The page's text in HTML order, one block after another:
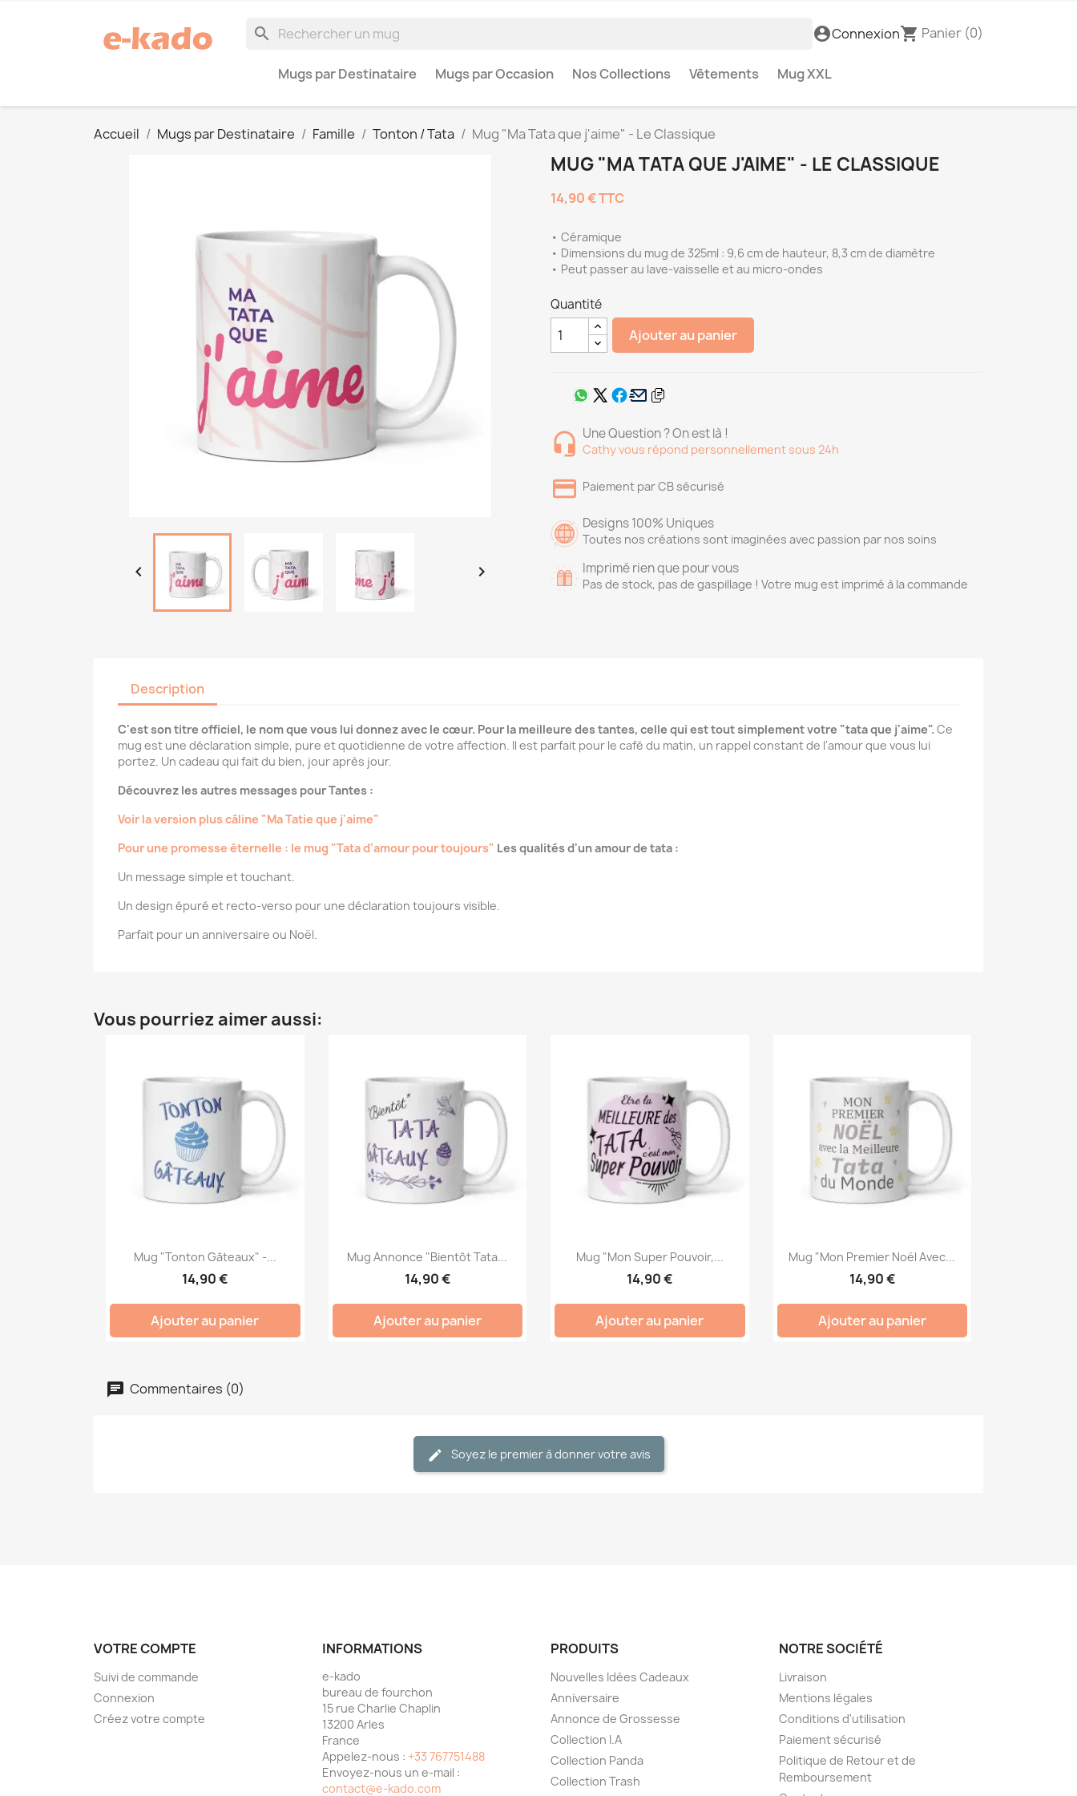
search account_circleConnexionshopping_cart Panier (0)
Mugs par Destinataire Mugs par Occasion Nos Collections Vêtements Mug XXL
Accueil Mugs par Destinataire Famille Tonton / Tata Mug "Ma Tata que j'aime" - Le Classique
 
MUG "MA TATA QUE J'AIME" - LE CLASSIQUE
14,90 €TTC
• Céramique
• Dimensions du mug de 325ml : 9,6 cm de hauteur, 8,3 cm de diamètre
• Peut passer au lave-vaisselle et au micro-ondes
Quantité
Ajouter au panier
Une Question ? On est là !
Cathy vous répond personnellement sous 24h
Paiement par CB sécurisé
Designs 100% Uniques
Toutes nos créations sont imaginées avec passion par nos soins
Imprimé rien que pour vous
Pas de stock, pas de gaspillage ! Votre mug est imprimé à la commande
Description
C'est son titre officiel, le nom que vous lui donnez avec le cœur. Pour la meilleure des tantes, celle qui est tout simplement votre "tata que j'aime". Ce
mug est une déclaration simple, pure et quotidienne de votre affection. Il est parfait pour le café du matin, un rappel constant de l'amour que vous lui
portez. Un cadeau qui fait du bien, jour après jour.
Découvrez les autres messages pour Tantes :
Voir la version plus câline "Ma Tatie que j'aime"
Pour une promesse éternelle : le mug "Tata d'amour pour toujours" Les qualités d'un amour de tata :
Un message simple et touchant.
Un design épuré et recto-verso pour une déclaration toujours visible.
Parfait pour un anniversaire ou Noël.
Vous pourriez aimer aussi:
Mug "Tonton Gâteaux" -...
14,90 €
Ajouter au panier
Mug Annonce "Bientôt Tata...
14,90 €
Ajouter au panier
Mug "Mon Super Pouvoir,...
14,90 €
Ajouter au panier
Mug "Mon Premier Noël Avec...
14,90 €
Ajouter au panier
Commentaires (0)
Soyez le premier à donner votre avis
VOTRE COMPTE
Suivi de commande
Connexion
Créez votre compte
INFORMATIONS
e-kado
bureau de fourchon
15 rue Charlie Chaplin
13200 Arles
France
Appelez-nous : +33 767751488
Envoyez-nous un e-mail :
contact@e-kado.com
PRODUITS
Nouvelles Idées Cadeaux
Anniversaire
Annonce de Grossesse
Collection I.A
Collection Panda
Collection Trash
NOTRE SOCIÉTÉ
Livraison
Mentions légales
Conditions d'utilisation
Paiement sécurisé
Politique de Retour et de
Remboursement